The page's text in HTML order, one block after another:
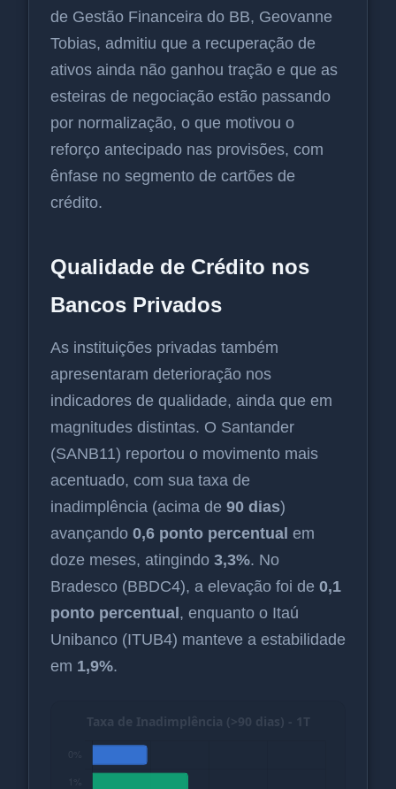
de Gestão Financeira do BB, Geovanne
Tobias, admitiu que a recuperação de
ativos ainda não ganhou tração e que as
esteiras de negociação estão passando
por normalização, o que motivou o
reforço antecipado nas provisões, com
ênfase no segmento de cartões de
crédito.
Qualidade de Crédito nos
Bancos Privados
As instituições privadas também
apresentaram deterioração nos
indicadores de qualidade, ainda que em
magnitudes distintas. O Santander
(SANB11) reportou o movimento mais
acentuado, com sua taxa de
inadimplência (acima de 90 dias)
avançando 0,6 ponto percentual em
doze meses, atingindo 3,3%. No
Bradesco (BBDC4), a elevação foi de 0,1
ponto percentual, enquanto o Itaú
Unibanco (ITUB4) manteve a estabilidade
em 1,9%.